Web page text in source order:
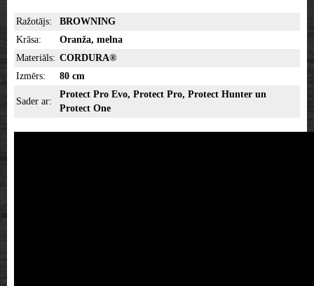
Ražotājs:
BROWNING
Krāsa:
Oranža, melna
Materiāls: CORDURA®
Izmērs:
80 cm
Sader ar:
Protect Pro Evo, Protect Pro, Protect Hunter un
Protect One